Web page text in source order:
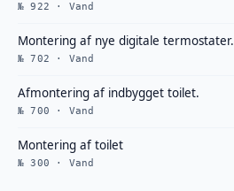
№ 922 · Vand
Montering af nye digitale termostater.
№ 702 · Vand
Afmontering af indbygget toilet.
№ 700 · Vand
Montering af toilet
№ 300 · Vand